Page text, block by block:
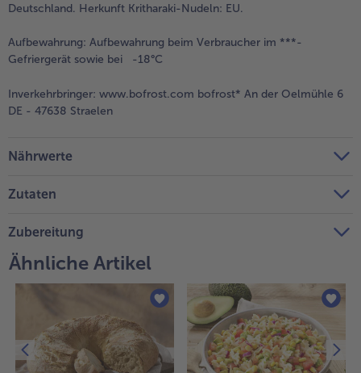
Deutschland. Herkunft Kritharaki-Nudeln: EU.
Aufbewahrung: Aufbewahrung beim Verbraucher im ***-
Gefriergerät sowie bei -18°C
Inverkehrbringer: www.bofrost.com bofrost* An der Oelmühle 6
DE - 47638 Straelen
Nährwerte
Zutaten
Zubereitung
Ähnliche Artikel